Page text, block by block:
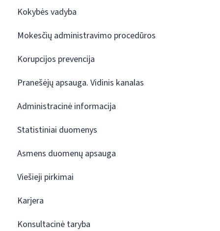
Kokybės vadyba
Mokesčių administravimo procedūros
Korupcijos prevencija
Pranešėjų apsauga. Vidinis kanalas
Administracinė informacija
Statistiniai duomenys
Asmens duomenų apsauga
Viešieji pirkimai
Karjera
Konsultacinė taryba